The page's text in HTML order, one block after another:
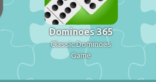
Dominoes 365
Classic Dominoes
Game